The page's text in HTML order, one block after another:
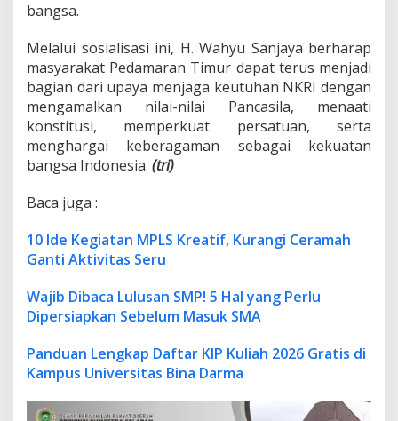
bangsa.
Melalui sosialisasi ini, H. Wahyu Sanjaya berharap
masyarakat Pedamaran Timur dapat terus menjadi
bagian dari upaya menjaga keutuhan NKRI dengan
mengamalkan nilai-nilai Pancasila, menaati
konstitusi, memperkuat persatuan, serta
menghargai keberagaman sebagai kekuatan
bangsa Indonesia. (tri)
Baca juga :
10 Ide Kegiatan MPLS Kreatif, Kurangi Ceramah
Ganti Aktivitas Seru
Wajib Dibaca Lulusan SMP! 5 Hal yang Perlu
Dipersiapkan Sebelum Masuk SMA
Panduan Lengkap Daftar KIP Kuliah 2026 Gratis di
Kampus Universitas Bina Darma